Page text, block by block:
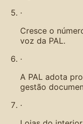
·
Cresce o
voz da PAL.
·
A PAL adota
gestão
·